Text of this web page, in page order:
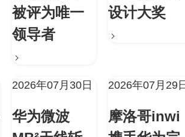
被评为唯一
领导者
设计大奖
2026年07月30日
华为微波
2026年07月29
摩洛哥inwi